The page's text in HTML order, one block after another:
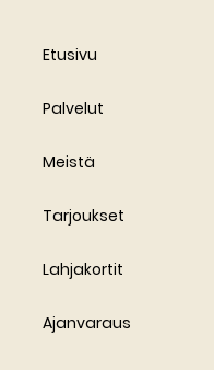
Etusivu
Palvelut
Meistä
Tarjoukset
Lahjakortit
Ajanvaraus